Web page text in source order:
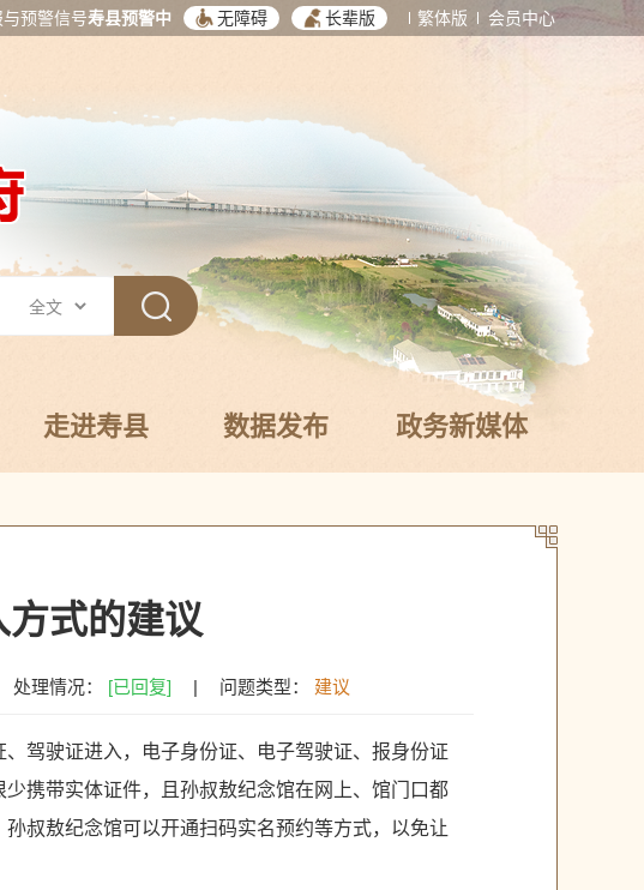
预警信号寿县预警中 无障碍 长辈版 繁体版 会员中心
走进寿县 数据发布 政务新媒体
式的建议
处理情况： [已回复] | 问题类型： 建议
驾驶证进入，电子身份证、电子驾驶证、报身份证
携带实体证件，且孙叔敖纪念馆在网上、馆门口都
叔敖纪念馆可以开通扫码实名预约等方式，以免让